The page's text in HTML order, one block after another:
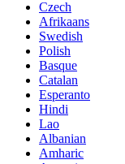
Czech
Afrikaans
Swedish
Polish
Basque
Catalan
Esperanto
Hindi
Lao
Albanian
Amharic